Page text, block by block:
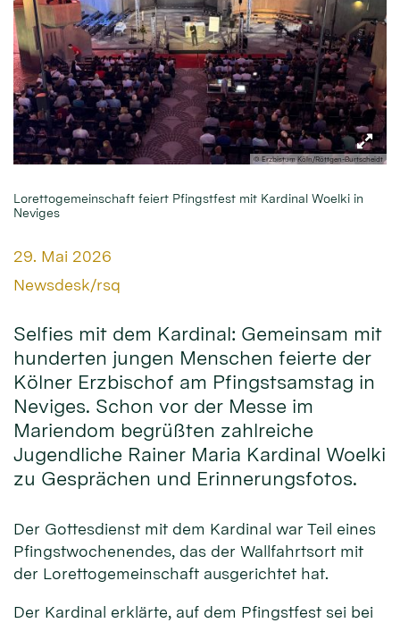
© Erzbistum Köln/Röttgen-Burtscheidt
Lorettogemeinschaft feiert Pfingstfest mit Kardinal Woelki in
Neviges
Datum:
29. Mai 2026
Von:
Newsdesk/rsq
Selfies mit dem Kardinal: Gemeinsam mit
hunderten jungen Menschen feierte der
Kölner Erzbischof am Pfingstsamstag in
Neviges. Schon vor der Messe im
Mariendom begrüßten zahlreiche
Jugendliche Rainer Maria Kardinal Woelki
zu Gesprächen und Erinnerungsfotos.
Der Gottesdienst mit dem Kardinal war Teil eines
Pfingstwochenendes, das der Wallfahrtsort mit
der Lorettogemeinschaft ausgerichtet hat.
Der Kardinal erklärte, auf dem Pfingstfest sei bei